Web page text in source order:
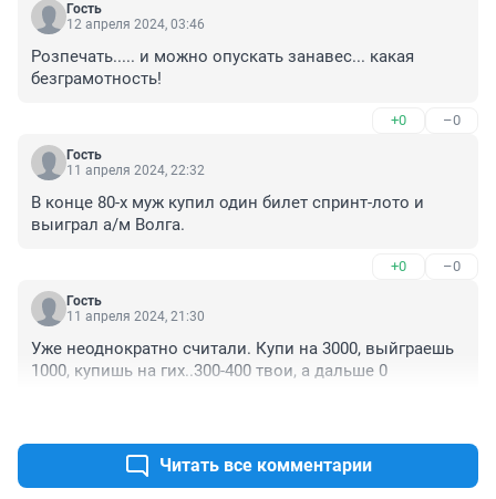
Гость
12 апреля 2024, 03:46
Розпечать..... и можно опускать занавес... какая
безграмотность!
+0 –0
Гость
11 апреля 2024, 22:32
В конце 80-х муж купил один билет спринт-лото и
выиграл а/м Волга.
+0 –0
Гость
11 апреля 2024, 21:30
Уже неоднократно считали. Купи на 3000, выйграешь
1000, купишь на гих..300-400 твои, а дальше 0
Читать все комментарии